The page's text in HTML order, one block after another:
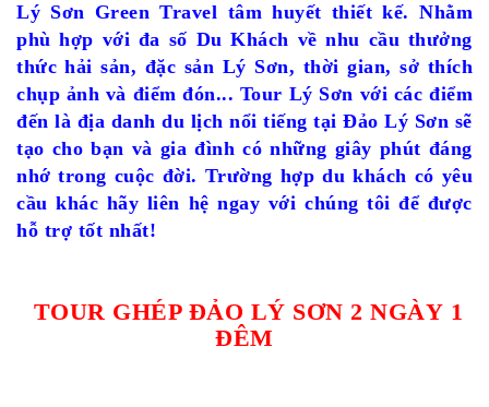
Lý Sơn Green Travel tâm huyết thiết kế. Nhằm
phù hợp với đa số Du Khách về nhu cầu thưởng
thức hải sản, đặc sản Lý Sơn, thời gian, sở thích
chụp ảnh và điểm đón... Tour Lý Sơn với các điểm
đến là địa danh du lịch nổi tiếng tại Đảo Lý Sơn sẽ
tạo cho bạn và gia đình có những giây phút đáng
nhớ trong cuộc đời. Trường hợp du khách có yêu
cầu khác hãy liên hệ ngay với chúng tôi để được
hỗ trợ tốt nhất!
TOUR GHÉP ĐẢO LÝ SƠN 2 NGÀY 1
ĐÊM